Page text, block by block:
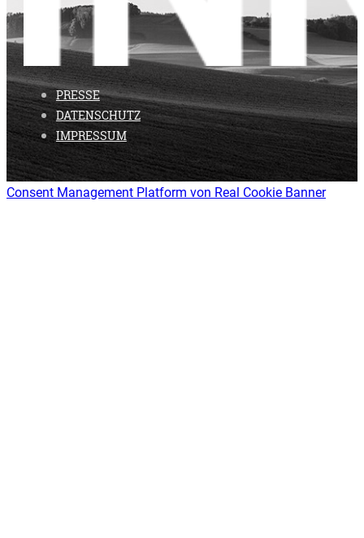
PRESSE
DATENSCHUTZ
IMPRESSUM
Consent Management Platform von Real Cookie Banner